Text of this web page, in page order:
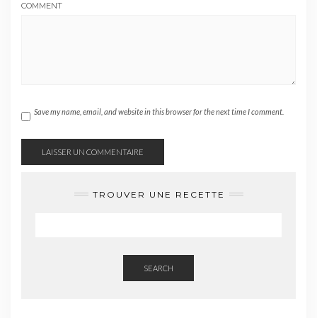
COMMENT
Save my name, email, and website in this browser for the next time I comment.
TROUVER UNE RECETTE
SEARCH